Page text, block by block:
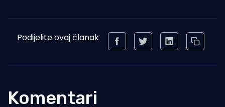
Podijelite ovaj članak
Komentari